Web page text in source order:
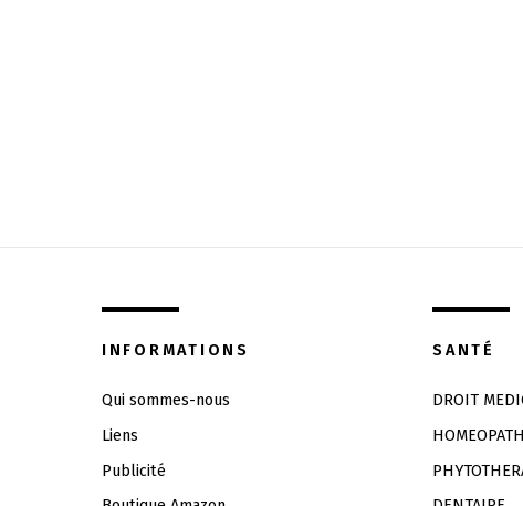
INFORMATIONS
Qui sommes-nous
Liens
Publicité
SANTÉ
DROIT